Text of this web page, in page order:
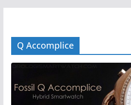
Q Accomplice